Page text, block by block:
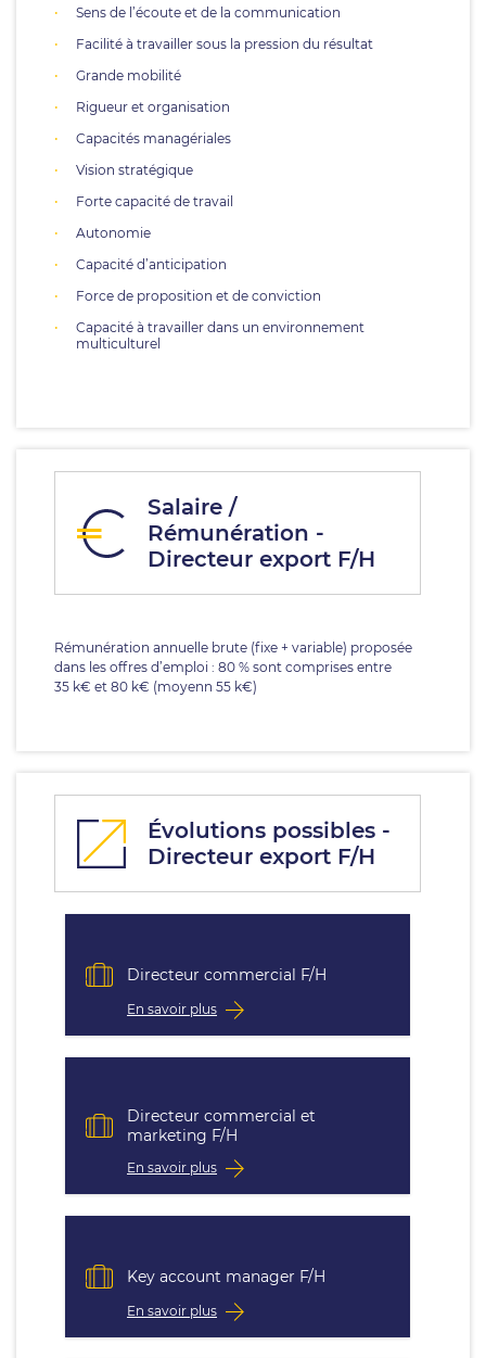
Sens de l’écoute et de la communication
Facilité à travailler sous la pression du résultat
Grande mobilité
Rigueur et organisation
Capacités managériales
Vision stratégique
Forte capacité de travail
Autonomie
Capacité d’anticipation
Force de proposition et de conviction
Capacité à travailler dans un environnement
multiculturel
Salaire /
Rémunération -
Directeur export F/H
Rémunération annuelle brute (fixe + variable) proposée
dans les offres d’emploi : 80 % sont comprises entre
35 k€ et 80 k€ (moyenn 55 k€)
Évolutions possibles -
Directeur export F/H
Directeur commercial F/H
En savoir plus
Directeur commercial et
marketing F/H
En savoir plus
Key account manager F/H
En savoir plus